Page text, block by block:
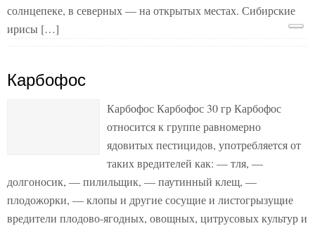
солнцепеке, в северных — на открытых местах. Сибирские
ирисы […]
Карбофос
Карбофос Карбофос 30 гр Карбофос
относится к группе равномерно
ядовитых пестицидов, употребляется от
таких вредителей как: — тля, —
долгоносик, — пилильщик, — паутинный клещ, —
плодожорки, — клопы и другие сосущие и листогрызущие
вредители плодово-ягодных, овощных, цитрусовых культур и